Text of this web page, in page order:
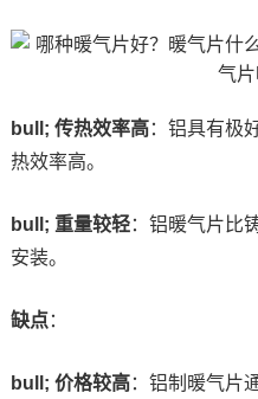
bull; 传热效率高：铝具有极
热效率高。
bull; 重量较轻：铝暖气片比
安装。
缺点：
bull; 价格较高：铝制暖气片